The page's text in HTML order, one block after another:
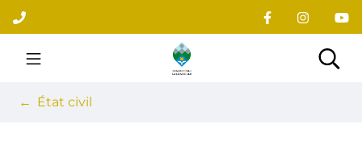
Aller
au
contenu
Site officiel du village
État civil